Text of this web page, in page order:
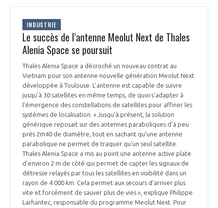
INDUSTRIE
Le succès de l’antenne Meolut Next de Thales
Alenia Space se poursuit
Thales Alenia Space a décroché un nouveau contrat au
Vietnam pour son antenne nouvelle génération Meolut Next
développée à Toulouse. L'antenne est capable de suivre
jusqu'à 30 satellites en même temps, de quoi s'adapter à
l'émergence des constellations de satellites pour affiner les
systèmes de localisation. « Jusqu'à présent, la solution
générique reposait sur des antennes paraboliques d'à peu
près 2m40 de diamètre, tout en sachant qu'une antenne
parabolique ne permet de traquer qu'un seul satellite.
Thales Alenia Space a mis au point une antenne active plate
d'environ 2 m de côté qui permet de capter les signaux de
détresse relayés par tous les satellites en visibilité dans un
rayon de 4 000 km. Cela permet aux secours d'arriver plus
vite et forcément de sauver plus de vies », explique Philippe
Larhantec, responsable du programme Meolut Next. Pour